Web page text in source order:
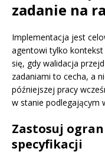
zadanie na
Implementacja jest
agentowi tylko
się, gdy walidacja
zadaniami to cecha, a
późniejszej pracy
w stanie podlegającym
Zastosuj
specyfikacji